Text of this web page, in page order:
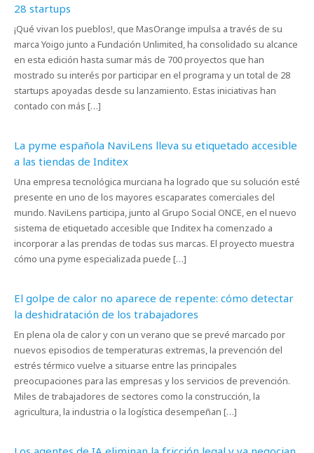
28 startups
¡Qué vivan los pueblos!, que MasOrange impulsa a través de su
marca Yoigo junto a Fundación Unlimited, ha consolidado su alcance
en esta edición hasta sumar más de 700 proyectos que han
mostrado su interés por participar en el programa y un total de 28
startups apoyadas desde su lanzamiento. Estas iniciativas han
contado con más […]
La pyme española NaviLens lleva su etiquetado accesible
a las tiendas de Inditex
Una empresa tecnológica murciana ha logrado que su solución esté
presente en uno de los mayores escaparates comerciales del
mundo. NaviLens participa, junto al Grupo Social ONCE, en el nuevo
sistema de etiquetado accesible que Inditex ha comenzado a
incorporar a las prendas de todas sus marcas. El proyecto muestra
cómo una pyme especializada puede […]
El golpe de calor no aparece de repente: cómo detectar
la deshidratación de los trabajadores
En plena ola de calor y con un verano que se prevé marcado por
nuevos episodios de temperaturas extremas, la prevención del
estrés térmico vuelve a situarse entre las principales
preocupaciones para las empresas y los servicios de prevención.
Miles de trabajadores de sectores como la construcción, la
agricultura, la industria o la logística desempeñan […]